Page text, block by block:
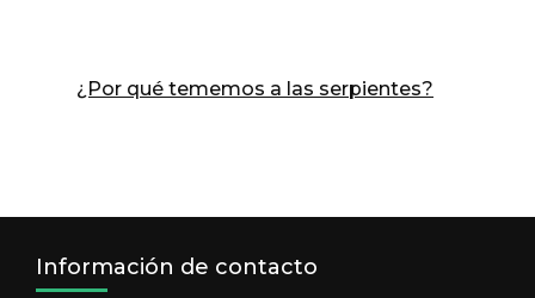
¿Por qué tememos a las serpientes?
Información de contacto